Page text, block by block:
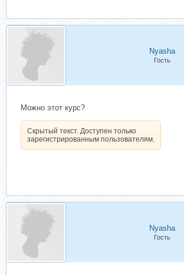
Nyasha
Гость
Можно этот курс?
Скрытый текст. Доступен только
зарегистрированным пользователям.
Nyasha
Гость